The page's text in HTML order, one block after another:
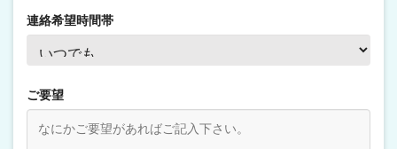
連絡希望時間帯
ご要望